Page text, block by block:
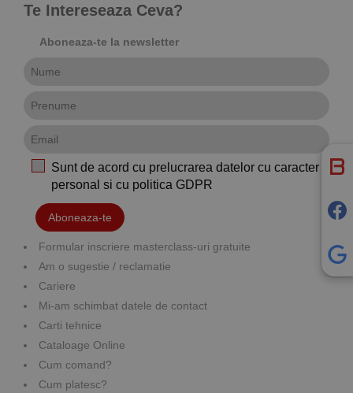
Te Intereseaza Ceva?
Aboneaza-te la newsletter
Sunt de acord cu prelucrarea datelor cu caracter
personal si cu politica GDPR
Aboneaza-te
Formular inscriere masterclass-uri gratuite
Am o sugestie / reclamatie
Cariere
Mi-am schimbat datele de contact
Carti tehnice
Cataloage Online
Cum comand?
Cum platesc?